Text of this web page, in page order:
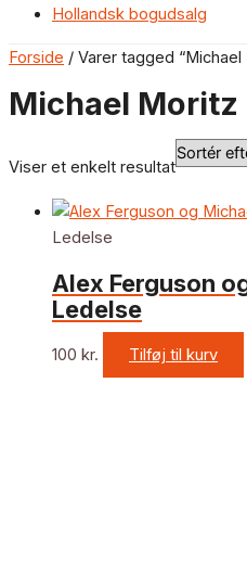
Hollandsk bogudsalg
Forside / Varer tagged “Michael
Michael Moritz
Viser et enkelt resultat
Ledelse
Alex Ferguson
Ledelse
100 kr. Tilføj til kurv